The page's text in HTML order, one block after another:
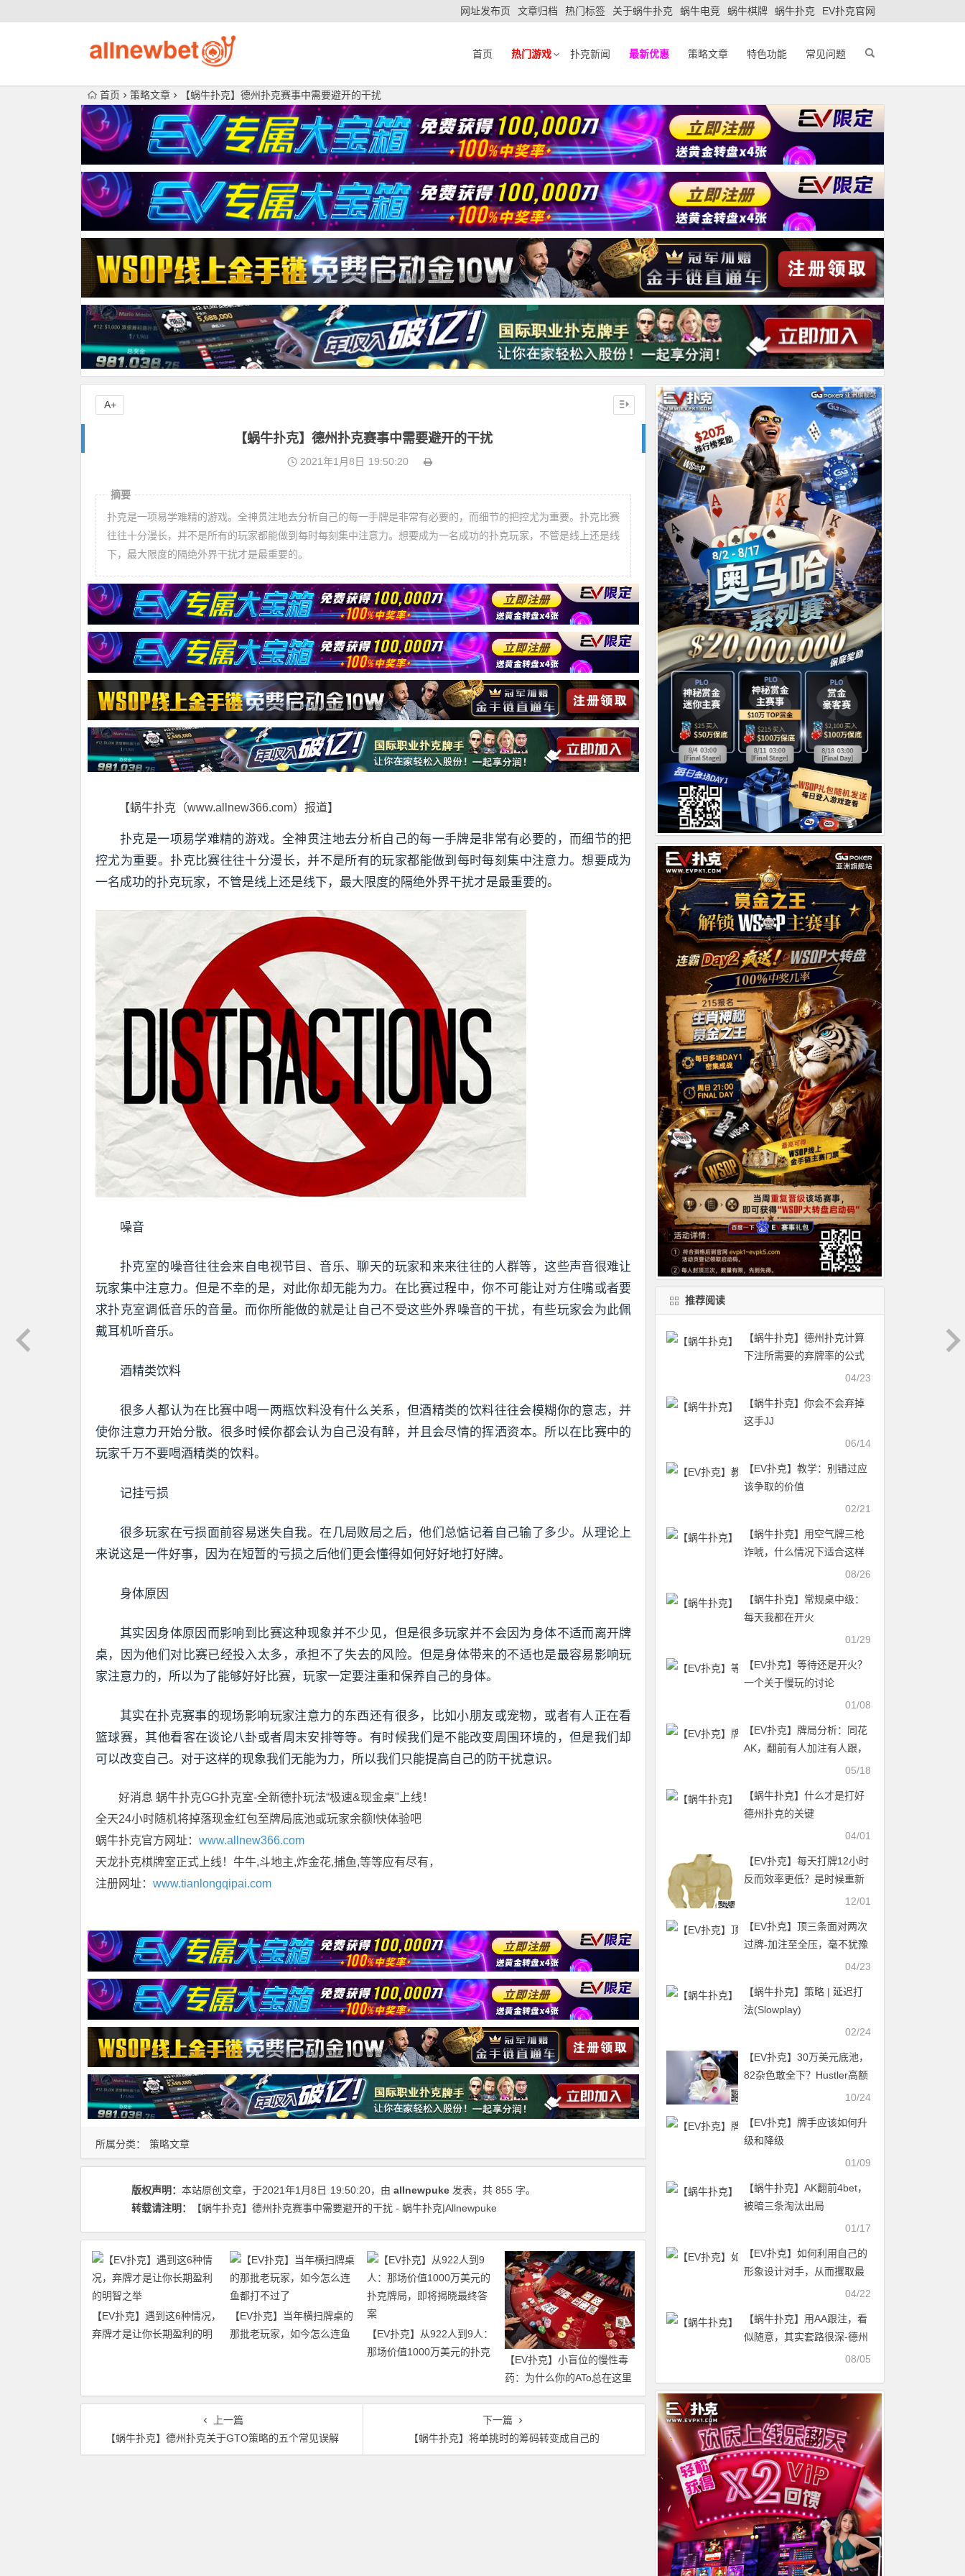
网址发布页 文章归档 热门标签 关于蜗牛扑克 蜗牛电竞 蜗牛棋牌 蜗牛扑克 EV扑克官网
首页 热门游戏 扑克新闻 最新优惠 策略文章 特色功能 常见问题
首页 策略文章 【蜗牛扑克】德州扑克赛事中需要避开的干扰
【蜗牛扑克】德州扑克赛事中需要避开的干扰
2021年1月8日 19:50:20
摘要
扑克是一项易学难精的游戏。全神贯注地去分析自己的每一手牌是非常有必要的，而细节的把控尤为重要。扑克比赛
往往十分漫长，并不是所有的玩家都能做到每时每刻集中注意力。想要成为一名成功的扑克玩家，不管是线上还是线
下，最大限度的隔绝外界干扰才是最重要的。
【蜗牛扑克（www.allnew366.com）报道】
扑克是一项易学难精的游戏。全神贯注地去分析自己的每一手牌是非常有必要的，而细节的把
控尤为重要。扑克比赛往往十分漫长，并不是所有的玩家都能做到每时每刻集中注意力。想要成为
一名成功的扑克玩家，不管是线上还是线下，最大限度的隔绝外界干扰才是最重要的。
噪音
扑克室的噪音往往会来自电视节目、音乐、聊天的玩家和来来往往的人群等，这些声音很难让
玩家集中注意力。但是不幸的是，对此你却无能为力。在比赛过程中，你不可能让对方住嘴或者要
求扑克室调低音乐的音量。而你所能做的就是让自己不受这些外界噪音的干扰，有些玩家会为此佩
戴耳机听音乐。
酒精类饮料
很多人都认为在比赛中喝一两瓶饮料没有什么关系，但酒精类的饮料往往会模糊你的意志，并
使你注意力开始分散。很多时候你都会认为自己没有醉，并且会尽情的挥洒资本。所以在比赛中的
玩家千万不要喝酒精类的饮料。
记挂亏损
很多玩家在亏损面前容易迷失自我。在几局败局之后，他们总惦记着自己输了多少。从理论上
来说这是一件好事，因为在短暂的亏损之后他们更会懂得如何好好地打好牌。
身体原因
其实因身体原因而影响到比赛这种现象并不少见，但是很多玩家并不会因为身体不适而离开牌
桌，因为他们对比赛已经投入太多，承担不了失去的风险。但是身体带来的不适也是最容易影响玩
家注意力的，所以为了能够好好比赛，玩家一定要注重和保养自己的身体。
其实在扑克赛事的现场影响玩家注意力的东西还有很多，比如小朋友或宠物，或者有人正在看
篮球赛，其他看客在谈论八卦或者周末安排等等。有时候我们是不能改变周围环境的，但是我们却
可以改变自己。对于这样的现象我们无能为力，所以我们只能提高自己的防干扰意识。
好消息 蜗牛扑克GG扑克室-全新德扑玩法“极速&现金桌"上线！
全天24小时随机将掉落现金红包至牌局底池或玩家余额!快体验吧
蜗牛扑克官方网址： www.allnew366.com
天龙扑克棋牌室正式上线！牛牛,斗地主,炸金花,捕鱼,等等应有尽有，
注册网址： www.tianlongqipai.com
A+
所属分类： 策略文章
版权声明： 本站原创文章，于2021年1月8日 19:50:20，由 allnewpuke 发表，共 855 字。
转载请注明：
【蜗牛扑克】德州扑克赛事中需要避开的干扰 - 蜗牛扑克|Allnewpuke
【EV扑克】遇到这6种情况，
弃牌才是让你长期盈利的明
【EV扑克】当年横扫牌桌的
那批老玩家，如今怎么连鱼
【EV扑克】从922人到9人：
那场价值1000万美元的扑克
【EV扑克】小盲位的慢性毒
药：为什么你的ATo总在这里
输钱？
上一篇
【蜗牛扑克】德州扑克关于GTO策略的五个常见误解
下一篇
【蜗牛扑克】将单挑时的筹码转变成自己的
推荐阅读
【蜗牛扑克】德州扑克计算
下注所需要的弃牌率的公式
04/23
【蜗牛扑克】你会不会弃掉
这手JJ
06/14
【EV扑克】教学：别错过应
该争取的价值
02/21
【蜗牛扑克】用空气牌三枪
诈唬，什么情况下适合这样
08/26
【蜗牛扑克】常规桌中级：
每天我都在开火
01/29
【EV扑克】等待还是开火？
一个关于慢玩的讨论
01/08
【EV扑克】牌局分析：同花
AK，翻前有人加注有人跟，
05/18
【蜗牛扑克】什么才是打好
德州扑克的关键
04/01
【EV扑克】每天打牌12小时
反而效率更低？是时候重新
12/01
【EV扑克】顶三条面对两次
过牌-加注至全压，毫不犹豫
04/23
【蜗牛扑克】策略 | 延迟打
法(Slowplay)
02/24
【EV扑克】30万美元底池，
82杂色敢全下？Hustler高额
10/24
【EV扑克】牌手应该如何升
级和降级
01/09
【蜗牛扑克】AK翻前4bet，
被暗三条淘汰出局
01/17
【EV扑克】如何利用自己的
形象设计对手，从而攫取最
大价值？这手牌是个完美的
04/22
【蜗牛扑克】用AA跟注，看
似随意，其实套路很深-德州
08/05